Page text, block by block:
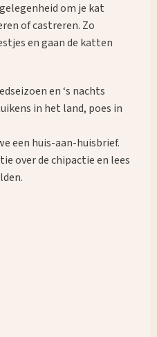
om je kat
of castreren. Zo
en gaan de katten
en ‘s nachts
in het land, poes in
een huis-aan-huisbrief.
over de chipactie en lees